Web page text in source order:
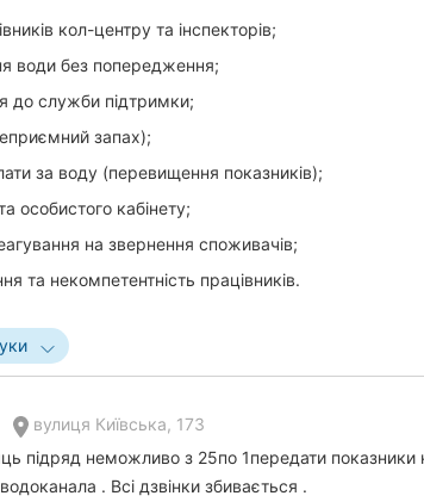
кол-центру та інспекторів;
води без попередження;
до служби підтримки;
запах);
за воду (перевищення показників);
особистого кабінету;
на звернення споживачів;
та некомпетентність працівників.
вулиця Київська, 173
підряд неможливо з 25по 1передати показники
. Всі дзвінки збивається .